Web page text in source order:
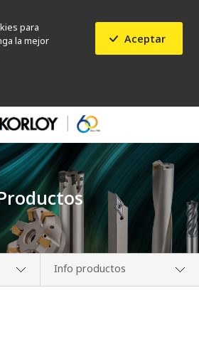
para
la mejor
Aceptar
Info productos